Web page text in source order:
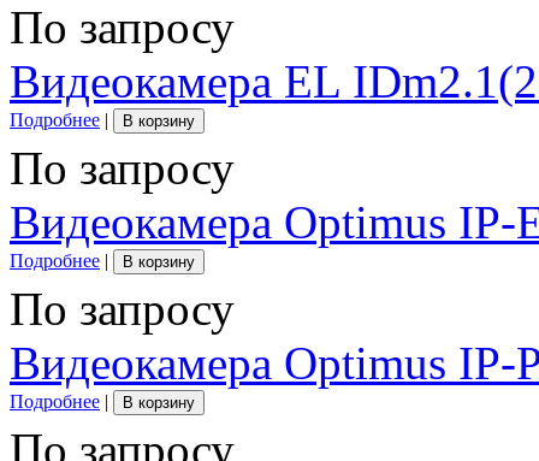
По запросу
Видеокамера EL
Подробнее | В корзину
По запросу
Видеокамера Optimus
Подробнее | В корзину
По запросу
Видеокамера Optimus
Подробнее | В корзину
По запросу